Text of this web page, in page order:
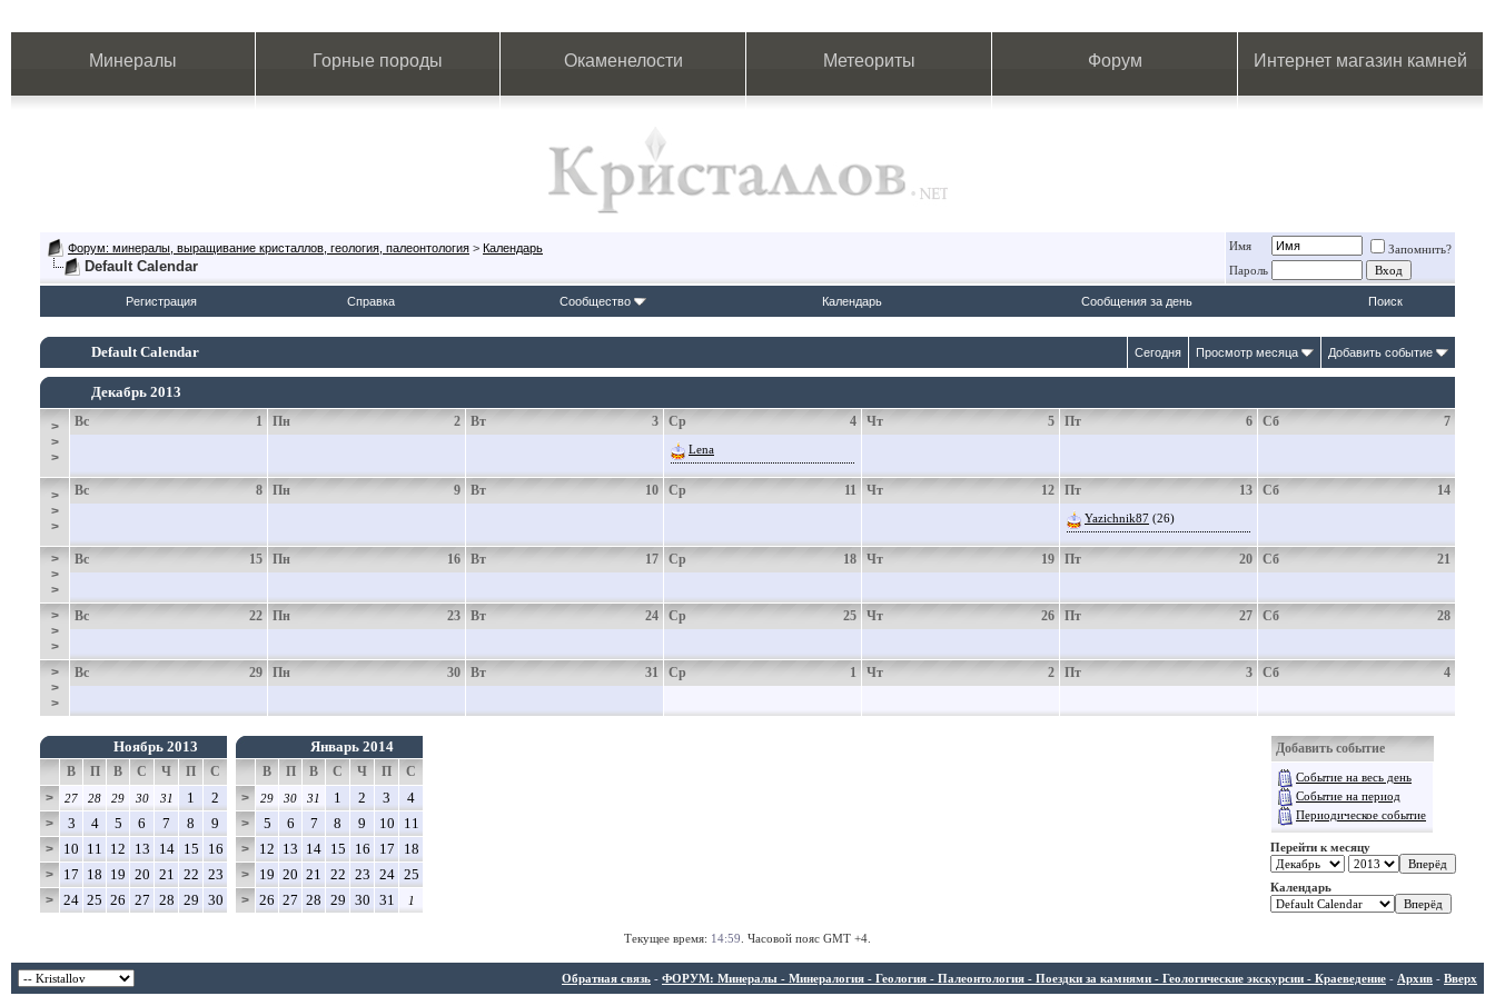
Минералы Горные породы Окаменелости Метеориты Форум Интернет магазин камней
Форум: минералы, выращивание кристаллов, геология, палеонтология > Календарь
Default Calendar
Имя
Запомнить?
Пароль
Регистрация Справка Сообщество Календарь Сообщения за день Поиск
Default Calendar Сегодня Просмотр месяца Добавить событие
Декабрь 2013
>
>
>
1
Вс 2
Пн 3
Вт 4
Ср
Lena
5
Чт 6
Пт 7
Сб
>
>
>
8
Вс 9
Пн 10
Вт 11
Ср 12
Чт 13
Пт
Yazichnik87 (26)
14
Сб
>
>
>
15
Вс 16
Пн 17
Вт 18
Ср 19
Чт 20
Пт 21
Сб
>
>
>
22
Вс 23
Пн 24
Вт 25
Ср 26
Чт 27
Пт 28
Сб
>
>
>
29
Вс 30
Пн 31
Вт 1
Ср 2
Чт 3
Пт 4
Сб
Ноябрь 2013
В П В С Ч П
С
>
27 28 29 30 31 1 2
> 3 4 5 6 7 8 9
> 10 11 12 13 14 15 16
> 17 18 19 20 21 22 23
> 24 25 26 27 28 29 30
Январь 2014
В П В С Ч П
С
>
29 30 31 1 2 3 4
> 5 6 7 8 9 10 11
> 12 13 14 15 16 17 18
> 19 20 21 22 23 24 25
> 26 27 28 29 30 31 1
Добавить событие
Событие на весь день
Событие на период
Периодическое событие
Перейти к месяцу
Календарь
Текущее время: 14:59 . Часовой пояс GMT +4.
Обратная связь - ФОРУМ: Минералы - Минералогия - Геология - Палеонтология - Поездки за камнями - Геологические экскурсии - Краеведение - Архив - Вверх